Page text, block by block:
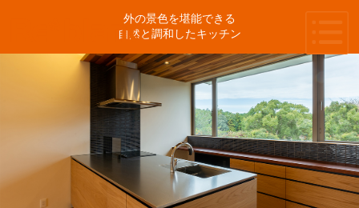
外の景色を堪能できる
自然と調和したキッチン